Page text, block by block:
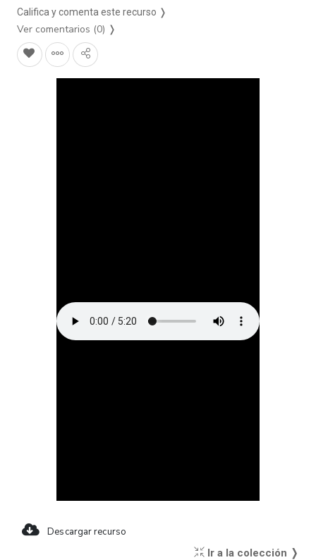
Califica y comenta este recurso ❭
Ver comentarios (0) ❭
Descargar recurso
Ir a la colección ❭